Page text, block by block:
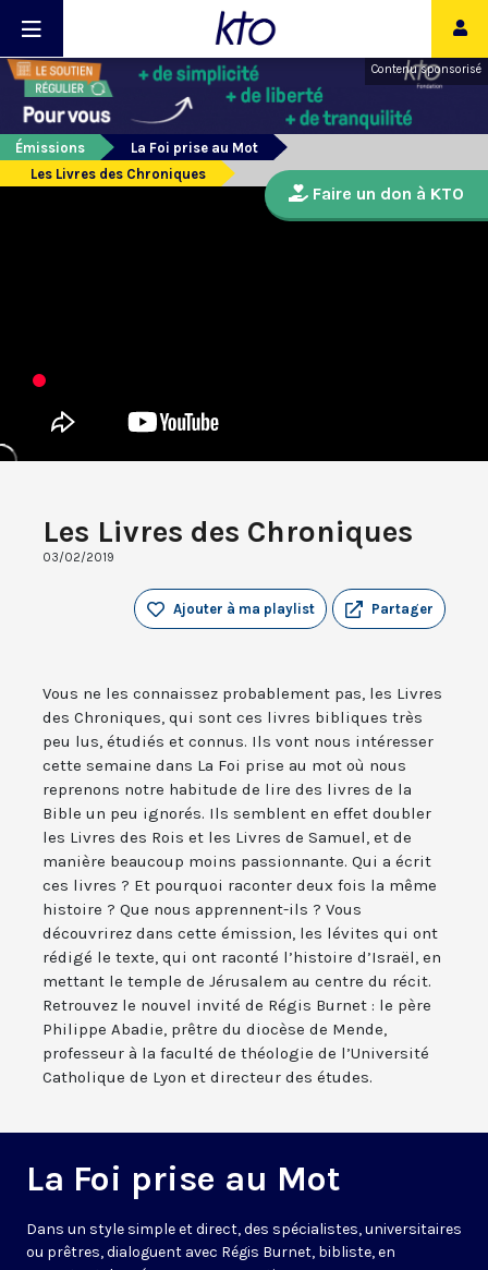
Contenu sponsorisé
Émissions
La Foi prise au Mot
Les Livres des Chroniques
Les Livres des Chroniques
03/02/2019
Partager
Ajouter à ma playlist
Vous ne les connaissez probablement pas, les Livres
des Chroniques, qui sont ces livres bibliques très
peu lus, étudiés et connus. Ils vont nous intéresser
cette semaine dans La Foi prise au mot où nous
reprenons notre habitude de lire des livres de la
Bible un peu ignorés. Ils semblent en effet doubler
les Livres des Rois et les Livres de Samuel, et de
manière beaucoup moins passionnante. Qui a écrit
ces livres ? Et pourquoi raconter deux fois la même
histoire ? Que nous apprennent-ils ? Vous
découvrirez dans cette émission, les lévites qui ont
rédigé le texte, qui ont raconté l’histoire d’Israël, en
mettant le temple de Jérusalem au centre du récit.
Retrouvez le nouvel invité de Régis Burnet : le père
Philippe Abadie, prêtre du diocèse de Mende,
professeur à la faculté de théologie de l’Université
Catholique de Lyon et directeur des études.
La Foi prise au Mot
Dans un style simple et direct, des spécialistes, universitaires
ou prêtres, dialoguent avec Régis Burnet, bibliste, en
Faire un don à KTO